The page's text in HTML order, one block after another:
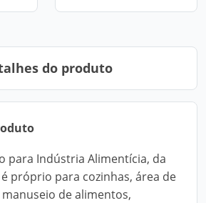
do produto
para Indústria Alimentícia, da
próprio para cozinhas, área de
de alimentos,